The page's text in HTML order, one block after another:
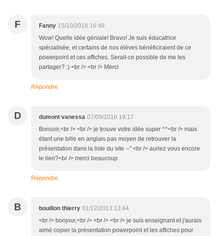
F Fanny 15/10/2016 16:48
Wow! Quelle idée géniale! Bravo! Je suis éducatrice
spécialisée, et certains de nos élèves bénéficiraient de ce
powerpoint et ces affiches. Serait-ce possible de me les
partager? :) <br /> <br /> Merci
Répondre
D dumont vanessa 07/09/2016 19:17
Bonsoir,<br /> <br /> je trouve votre idée super ^^<br /> mais
étant une bille en anglais pas moyen de retrouver la
présentation dans la liste du site --" <br /> auriez vous encore
le lien?<br /> merci beaucoup
Répondre
B bouillon thierry 01/12/2013 13:44
<br /> bonjour,<br /> <br /> <br /> je suis enseignant et j'aurais
aimé copier la présentation powerpoint et les affiches pour